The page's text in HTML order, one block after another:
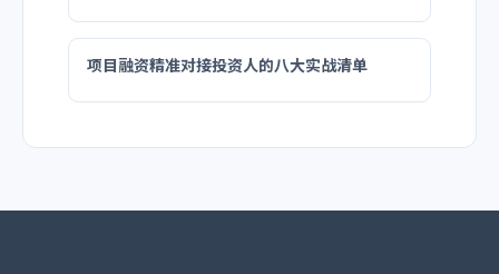
项目融资精准对接投资人的八大实战清单